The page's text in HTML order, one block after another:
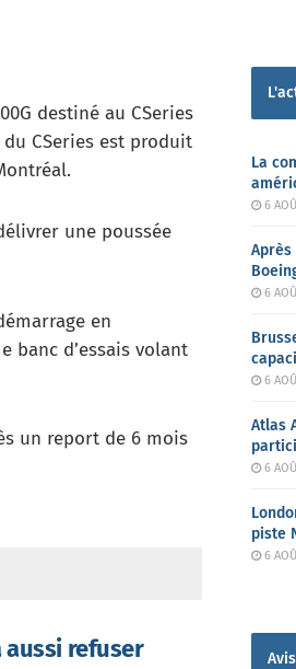
destiné au CSeries
CSeries est produit
une poussée
en
banc d’essais volant
un report de 6 mois
aussi refuser
La
6
6
6
Atlas
6
piste
6